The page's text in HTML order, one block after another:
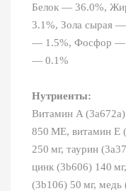
Белок — 36.0%,
3.1%, Зола сырая
— 1.5%, Фосфор —
— 0.1%
Нутриенты:
Витамин A
850 МЕ, витамин E
250 мг, таурин
цинк (3b606) 140
(3b106) 50 мг, медь